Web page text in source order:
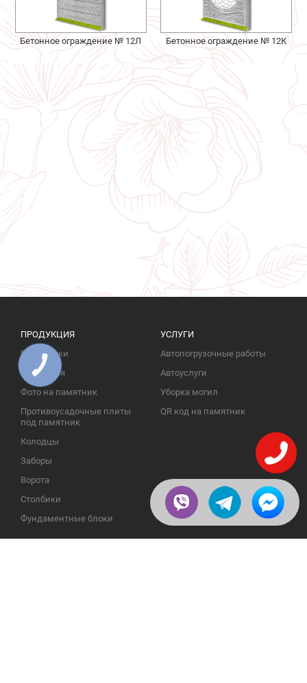
Бетонное ограждение № 12Л Бетонное ограждение № 12К
ПРОДУКЦИЯ
Памятники
Надгробия
Фото на памятник
Противоусадочные плиты
под памятник
Колодцы
Заборы
Ворота
Столбики
Фундаментные блоки
УСЛУГИ
Автопогрузочные работы
Автоуслуги
Уборка могил
QR код на памятник
КНОПКА
ЗВ'ЯЗКУ